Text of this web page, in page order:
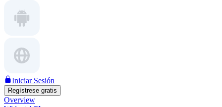
Iniciar Sesión
Regístrese gratis
Overview